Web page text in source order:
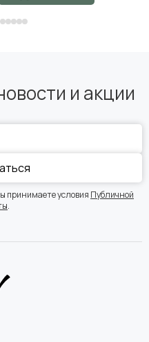
и акции
принимаете условия Публичной
.